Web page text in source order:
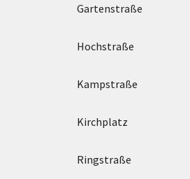
Gartenstraße
Hochstraße
Kampstraße
Kirchplatz
Ringstraße